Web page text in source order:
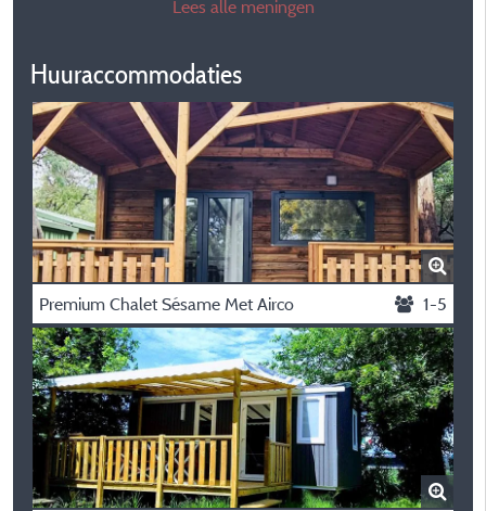
Lees alle meningen
Huuraccommodaties
Premium Chalet Sésame Met Airco 1-5